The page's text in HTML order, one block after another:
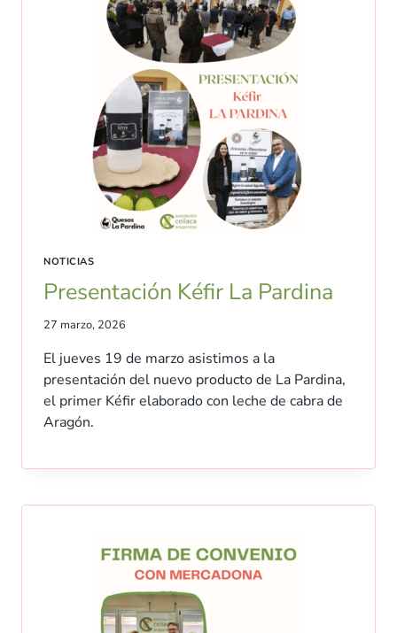
NOTICIAS
Presentación Kéfir La Pardina
27 marzo, 2026
El jueves 19 de marzo asistimos a la
presentación del nuevo producto de La Pardina,
el primer Kéfir elaborado con leche de cabra de
Aragón.